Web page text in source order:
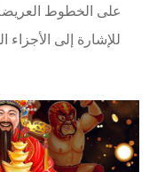
على الخطوط
للإشارة إلى